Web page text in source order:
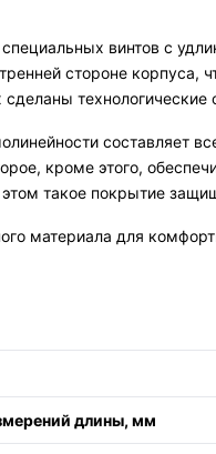
винтов с
стороне корпуса,
технологические
составляет
кроме этого,
такое покрытие
материала для
длины, мм